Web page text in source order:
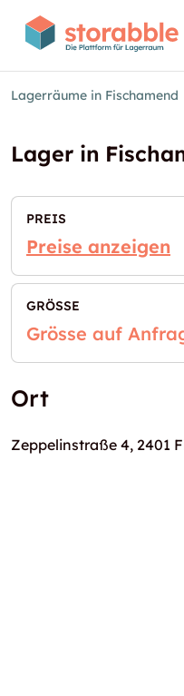
Lagerräume in Fischamend
Lager in
PREIS
Preise anzeigen
GRÖSSE
Grösse auf
Ort
Zeppelinstraße 4, 2401